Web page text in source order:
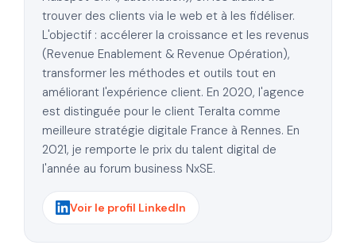
trouver des clients via le web et à les fidéliser.
L'objectif : accélerer la croissance et les revenus
(Revenue Enablement & Revenue Opération),
transformer les méthodes et outils tout en
améliorant l'expérience client. En 2020, l'agence
est distinguée pour le client Teralta comme
meilleure stratégie digitale France à Rennes. En
2021, je remporte le prix du talent digital de
l'année au forum business NxSE.
Voir le profil LinkedIn